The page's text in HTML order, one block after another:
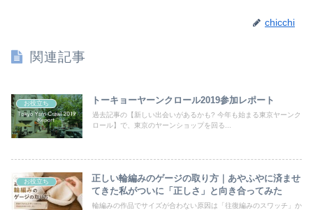
chicchi
関連記事
お役立ち トーキョーヤーンクロール2019参加レポート
過去記事の【新しい出会いがあるかも? 今年も始まる東京ヤーンク
ロール】で、東京のヤーンショップを回る...
お役立ち
正しい輪編みのゲージの取り方｜あやふやに済ませ
てきた私がついに「正しさ」と向き合ってみた
輪編みの作品でサイズが合わない原因は「往復編みのスワッチ」か